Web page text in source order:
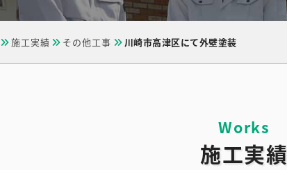
施工実績 その他工事 川崎市高津区にて外壁塗装
施工実績